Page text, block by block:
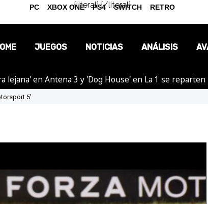
{literal}{/literal}
JUEGOS NOTICIAS
OPINIÓN
ANÁLISIS
lejana' en Antena 3 y 'Dog House' en La 1 se
5'
PC XBOX ONE PS4 SWITCH RETRO